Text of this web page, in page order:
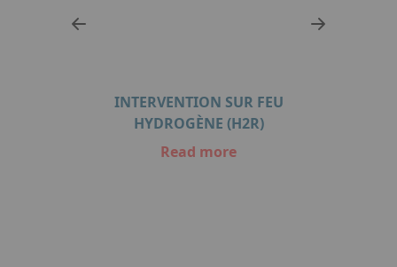
INTERVENTION SUR FEU
HYDROGÈNE (H2R)
Read more